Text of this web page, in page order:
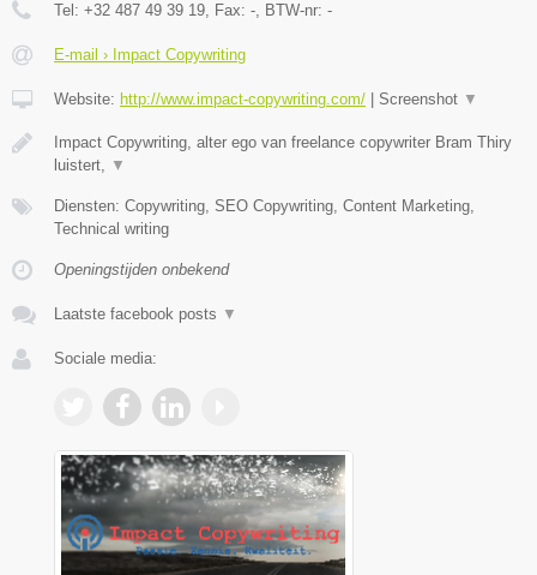
Tel: +32 487 49 39 19, Fax: -, BTW-nr: -
E-mail › Impact Copywriting
Website: http://www.impact-copywriting.com/ Screenshot ▼
Impact Copywriting, alter ego van freelance copywriter Bram Thiry
luistert, ▼
Diensten: Copywriting, SEO Copywriting, Content Marketing,
Technical writing
Openingstijden onbekend
Laatste facebook posts ▼
Sociale media: